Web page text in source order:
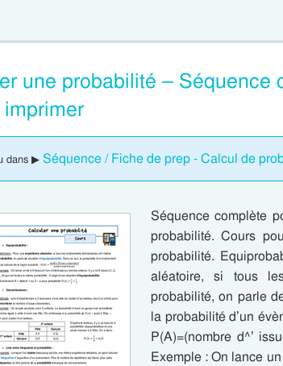
une probabilité – Séquence
dans ▶ Séquence / Fiche de prep - Calcul de
Séquence complète
probabilité. Cours
probabilité.
aléatoire, si tous
probabilité, on parle
la probabilité d’un
P(A)=(nombre d^’
Exemple : On lance